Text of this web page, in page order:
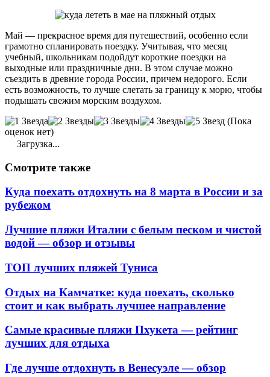
Май — прекрасное время для путешествий, особенно если
грамотно спланировать поездку. Учитывая, что месяц
учебный, школьникам подойдут короткие поездки на
выходные или праздничные дни. В этом случае можно
съездить в древние города России, причем недорого. Если
есть возможность, то лучше слетать за границу к морю, чтобы
подышать свежим морским воздухом.
(Пока
оценок нет)
Загрузка...
Смотрите также
Куда поехать отдохнуть на 8 марта в России и за
рубежом
Лучшие пляжи Италии с белым песком и чистой
водой — обзор и отзывы
ТОП лучших пляжей Туниса
Отдых на Камчатке: куда поехать, сколько
стоит и как выбрать лучшее направление
Самые красивые пляжи Пхукета — рейтинг
лучших для отдыха
Где лучше отдохнуть в Венесуэле — обзор